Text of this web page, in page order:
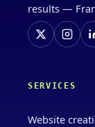
results —
SERVICES
Website